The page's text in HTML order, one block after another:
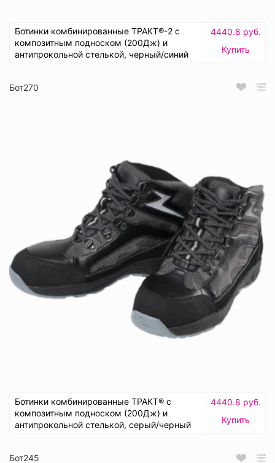
Ботинки комбинированные ТРАКТ®-2 с
композитным подноском (200Дж) и
антипрокольной стелькой, черный/синий
4440.8 руб.
Купить
Бот270
Ботинки комбинированные ТРАКТ® с
композитным подноском (200Дж) и
антипрокольной стелькой, серый/черный
4440.8 руб.
Купить
Бот245